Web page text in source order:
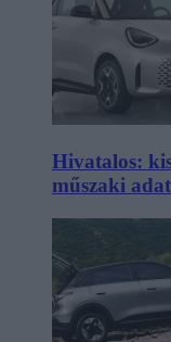
Hivatalos:
műszaki